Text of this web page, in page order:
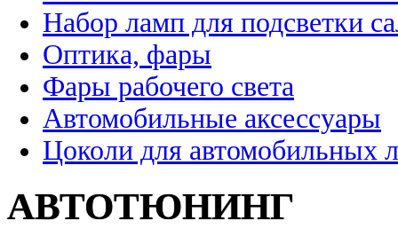
Набор ламп для подсветки
Оптика, фары
Фары рабочего света
Автомобильные аксессуары
Цоколи для автомобильных
АВТОТЮНИНГ